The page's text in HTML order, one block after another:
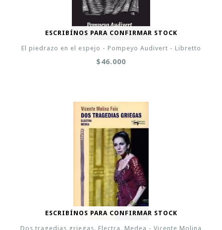
ESCRIBÍNOS PARA CONFIRMAR STOCK
El piedrazo en el espejo - Pompeyo Audivert - Libretto
$46.000
ESCRIBÍNOS PARA CONFIRMAR STOCK
Dos tragedias griegas. Electra, Medea - Vicente Molina